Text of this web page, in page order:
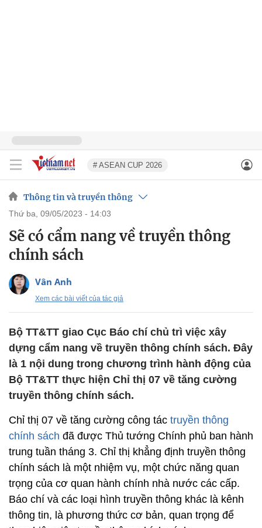
# ASEAN CUP 2026
Thông tin và truyền thông
thứ ba, 09/05/2023 - 14:03
Sẽ có cẩm nang về truyền thông
chính sách
Vân Anh
Xem các bài viết của tác giả
Bộ TT&TT giao Cục Báo chí chủ trì việc xây
dựng cẩm nang về truyền thông chính sách. Đây
là 1 nội dung trong chương trình hành động của
Bộ TT&TT thực hiện Chỉ thị 07 về tăng cường
truyền thông chính sách.
Chỉ thị 07 về tăng cường công tác truyền thông
chính sách đã được Thủ tướng Chính phủ ban hành
trung tuần tháng 3. Chỉ thị khẳng định truyền thông
chính sách là một nhiệm vụ, một chức năng quan
trọng của cơ quan hành chính nhà nước các cấp.
Báo chí và các loại hình truyền thông khác là kênh
thông tin, là phương thức cơ bản, quan trọng để